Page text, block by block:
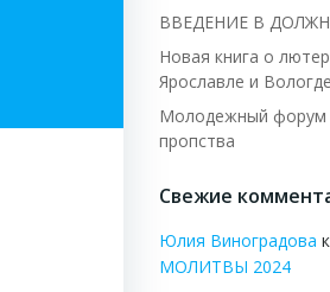
ВВЕДЕНИЕ В
Новая книга о
Ярославле и Вологде
Молодежный форум
пропства
Свежие
Юлия Виноградова к
МОЛИТВЫ 2024